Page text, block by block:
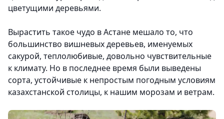
цветущими деревьями.
Вырастить такое чудо в Астане мешало то, что
большинство вишневых деревьев, именуемых
сакурой, теплолюбивые, довольно чувствительные
к климату. Но в последнее время были выведены
сорта, устойчивые к непростым погодным условиям
казахстанской столицы, к нашим морозам и ветрам.